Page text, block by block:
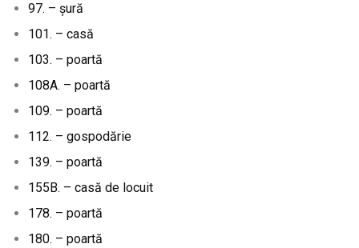
97. – șură
101. – casă
103. – poartă
108A. – poartă
109. – poartă
112. – gospodărie
139. – poartă
155B. – casă de locuit
178. – poartă
180. – poartă